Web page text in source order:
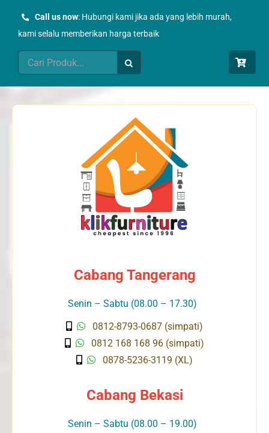
Call us now: Hubungi kami jika ada yang lebih murah,
kami selalu memberikan harga terbaik
Search
for:
Cabang Tangerang
Senin – Sabtu (08.00 – 17.30)
0812-8793-0687 (simpati)
0812 168 168 96 (simpati)
0878-5236-3119 (XL)
Cabang Bekasi
Senin – Sabtu (08.00 – 19.00)